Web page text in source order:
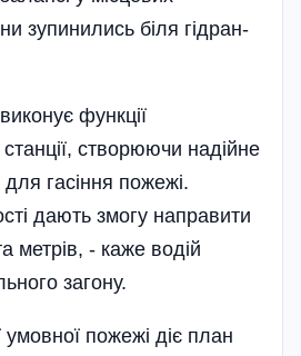
зупинились біля гід­ран­
функ­ції
створюючи на­ді­й­не
гасін­ня пожежі.
дають змогу направити
метрів, - каже водій
загону.
умовної пожежі діє план